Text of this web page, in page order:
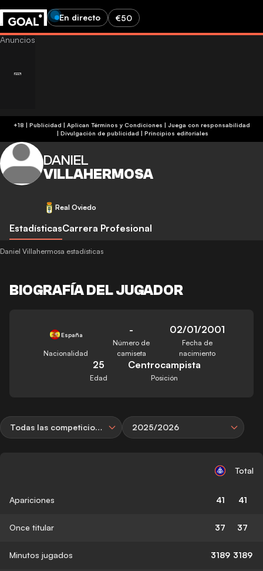
En directo €50
+18 | Publicidad | Aplican Términos y Condiciones | Juega con responsabilidad
| Divulgación de publicidad | Principios editoriales
DANIEL
VILLAHERMOSA
Real Oviedo
EstadísticasCarrera Profesional
Daniel Villahermosa estadísticas
BIOGRAFÍA DEL JUGADOR
España
Nacionalidad
-
Número de
camiseta
02/01/2001
Fecha de
nacimiento
25
Edad
Centrocampista
Posición
Todas las competiciones 2025/2026
Total
Apariciones 41 41
Once titular 37 37
Minutos jugados 3189 3189